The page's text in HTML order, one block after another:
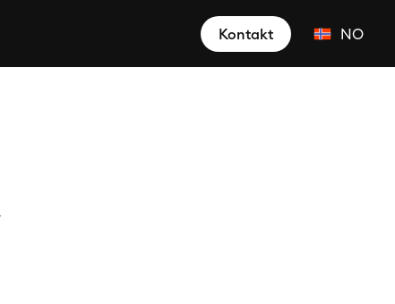
Kontakt NO